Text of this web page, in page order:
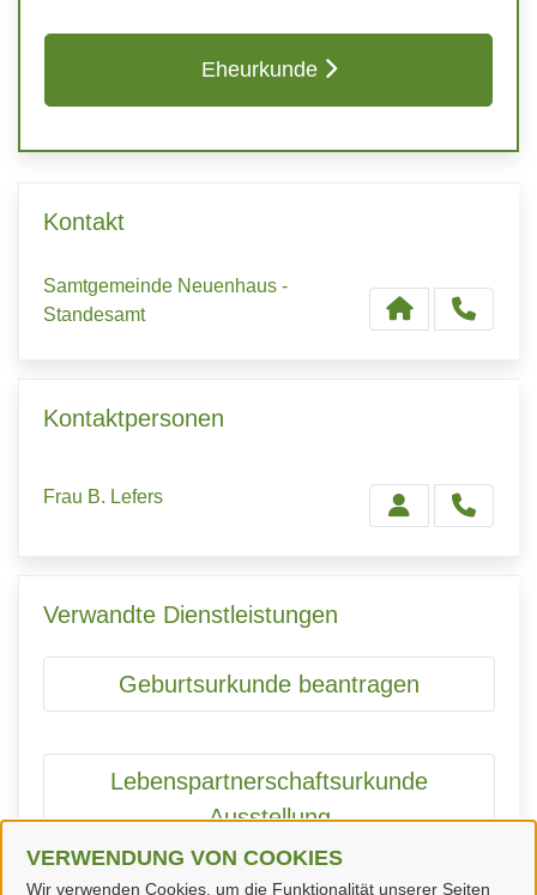
VERWENDUNG VON COOKIES
Wir verwenden Cookies, um die Funktionalität unserer Seiten
Eheurkunde
Kontakt
Samtgemeinde Neuenhaus -
Standesamt
Kontaktpersonen
Frau B. Lefers
Verwandte Dienstleistungen
Geburtsurkunde beantragen
Lebenspartnerschaftsurkunde
Ausstellung